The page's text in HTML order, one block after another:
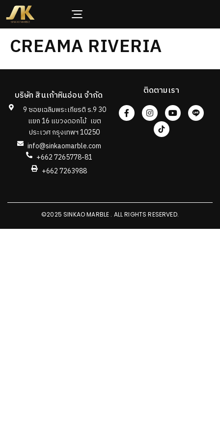
CREAMA RIVERIA
บริษัท สินเก้าหินอ่อน จำกัด
9 ซอยเฉลิมพระเกียรติ ร.9 30
แยก 16 แขวงดอกไม้ เขต
ประเวศ กรุงเทพฯ 10250
info@sinkaomarble.com
+662 7265778-81
+662 7263988
ติดตามเรา
©2025 SINKAO MARBLE . ALL RIGHTS RESERVED.